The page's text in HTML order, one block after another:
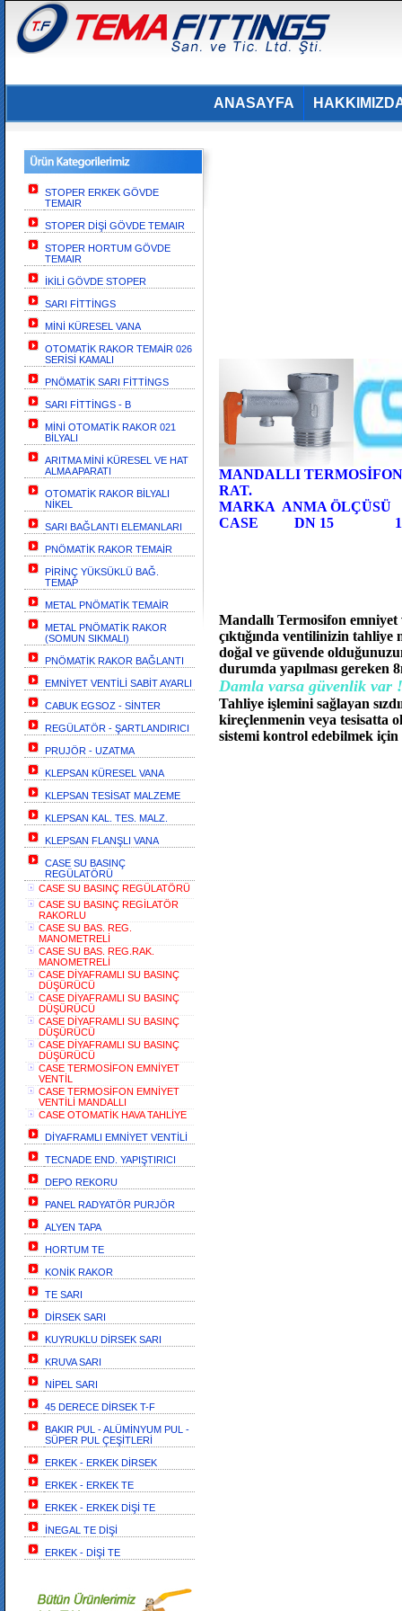
ANASAYFA
STOPER ERKEK GÖVDE
TEMAIR
STOPER DİŞİ GÖVDE TEMAIR
STOPER HORTUM GÖVDE
TEMAIR
İKİLİ GÖVDE STOPER
SARI FİTTİNGS
MİNİ KÜRESEL VANA
OTOMATİK RAKOR TEMAİR 026
SERİSİ KAMALI
PNÖMATİK SARI FİTTİNGS
SARI FİTTİNGS - B
MİNİ OTOMATİK RAKOR 021
BİLYALI
ARITMA MİNİ KÜRESEL VE HAT
ALMA APARATI
OTOMATİK RAKOR BİLYALI
NİKEL
SARI BAĞLANTI ELEMANLARI
PNÖMATİK RAKOR TEMAİR
PİRİNÇ YÜKSÜKLÜ BAĞ.
TEMAP
METAL PNÖMATİK TEMAİR
METAL PNÖMATİK RAKOR
(SOMUN SIKMALI)
PNÖMATİK RAKOR BAĞLANTI
EMNİYET VENTİLİ SABİT AYARLI
CABUK EGSOZ - SİNTER
REGÜLATÖR - ŞARTLANDIRICI
PRUJÖR - UZATMA
KLEPSAN KÜRESEL VANA
KLEPSAN TESİSAT MALZEME
KLEPSAN KAL. TES. MALZ.
KLEPSAN FLANŞLI VANA
CASE SU BASINÇ
REGÜLATÖRÜ
CASE SU BASINÇ REGÜLATÖRÜ
CASE SU BASINÇ REGİLATÖR
RAKORLU
CASE SU BAS. REG.
MANOMETRELİ
CASE SU BAS. REG.RAK.
MANOMETRELİ
CASE DİYAFRAMLI SU BASINÇ
DÜŞÜRÜCÜ
CASE DİYAFRAMLI SU BASINÇ
DÜŞÜRÜCÜ
CASE DİYAFRAMLI SU BASINÇ
DÜŞÜRÜCÜ
CASE DİYAFRAMLI SU BASINÇ
DÜŞÜRÜCÜ
CASE TERMOSİFON EMNİYET
VENTİL
CASE TERMOSİFON EMNİYET
VENTİLİ MANDALLI
CASE OTOMATİK HAVA TAHLİYE
DİYAFRAMLI EMNİYET VENTİLİ
TECNADE END. YAPIŞTIRICI
DEPO REKORU
PANEL RADYATÖR PURJÖR
ALYEN TAPA
HORTUM TE
KONİK RAKOR
TE SARI
DİRSEK SARI
KUYRUKLU DİRSEK SARI
KRUVA SARI
NİPEL SARI
45 DERECE DİRSEK T-F
BAKIR PUL - ALÜMİNYUM PUL -
SÜPER PUL ÇEŞİTLERİ
ERKEK - ERKEK DİRSEK
ERKEK - ERKEK TE
ERKEK - ERKEK DİŞİ TE
İNEGAL TE DİŞİ
ERKEK - DİŞİ TE
MANDALLI
RAT.
MARKA ANMA ÖLÇÜSÜ
CASE DN 15
Mandallı Termosifon emniyet
çıktığında ventilinizin
doğal ve güvende
durumda yapılması gereken
Damla varsa güvenlik var !
Tahliye işlemini sağlayan
kireçlenmenin veya tesisatta
sistemi kontrol edebilmek